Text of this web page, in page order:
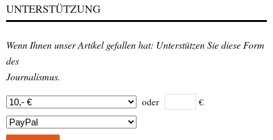
UNTERSTÜTZUNG
Wenn Ihnen unser Artikel gefallen hat: Unterstützen Sie diese Form
des
Journalismus.
oder €